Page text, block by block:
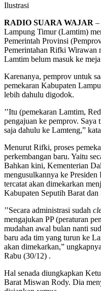
Ilustrasi
RADIO SUARA WAJAR –
Lampung Timur (Lamtim)
Pemerintah Provinsi
Pemerintahan Rifki Wirawan
Lamtim belum masuk ke
Karenanya, pemprov untuk
pemekaran Kabupaten
lebih dahulu digodok.
’’Itu (pemekaran Lamtim,
pengajuan ke pemprov.
saja dahulu ke Lamteng,”
Menurut Rifki, proses
perkembangan baru. Yaitu
Bahkan kini, Kementerian
mengusulkannya ke
tercatat akan dimekarkan
Kabupaten Seputih Barat dan
’’Secara administrasi sudah
mengajukan PP (peraturan
mudahan awal bulan nanti
baru ada tim yang turun ke
akan dimekarkan,”
Rabu (30/12) .
Hal senada diungkapkan
Barat Miswan Rody. Dia